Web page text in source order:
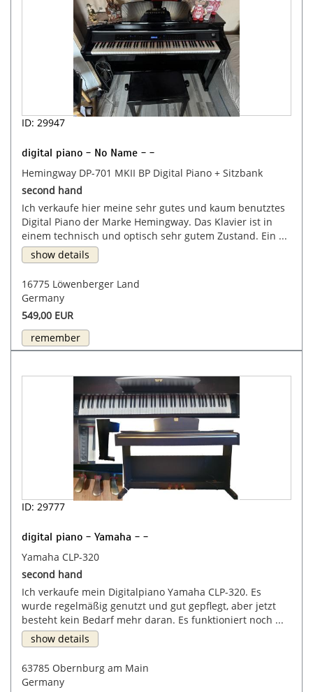
ID: 29947
digital piano - No Name - -
Hemingway DP-701 MKII BP Digital Piano + Sitzbank
second hand
Ich verkaufe hier meine sehr gutes und kaum benutztes
Digital Piano der Marke Hemingway. Das Klavier ist in
einem technisch und optisch sehr gutem Zustand. Ein ...
show details
16775 Löwenberger Land
Germany
549,00 EUR
remember
ID: 29777
digital piano - Yamaha - -
Yamaha CLP-320
second hand
Ich verkaufe mein Digitalpiano Yamaha CLP-320. Es
wurde regelmäßig genutzt und gut gepflegt, aber jetzt
besteht kein Bedarf mehr daran. Es funktioniert noch ...
show details
63785 Obernburg am Main
Germany